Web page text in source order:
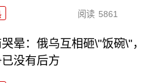
阅读 5861
晕：俄乌互相砸\"饭碗\"，
没有后方